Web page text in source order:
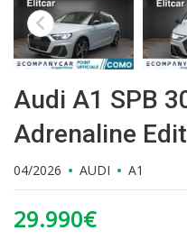
Audi A1 SPB
Adrenaline
04/2026 AUDI A1
29.990€